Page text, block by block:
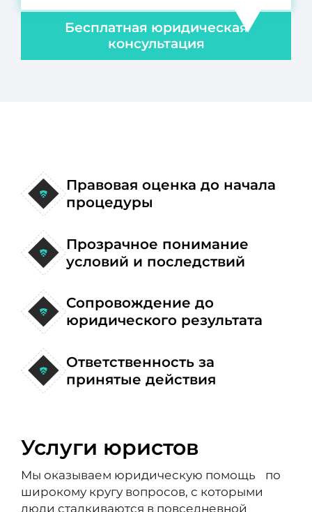
Бесплатная юридическая
консультация
Правовая оценка до начала
процедуры
Прозрачное понимание
условий и последствий
Сопровождение до
юридического результата
Ответственность за
принятые действия
Услуги юристов
Мы оказываем юридическую помощь по
широкому кругу вопросов, с которыми
люди сталкиваются в повседневной